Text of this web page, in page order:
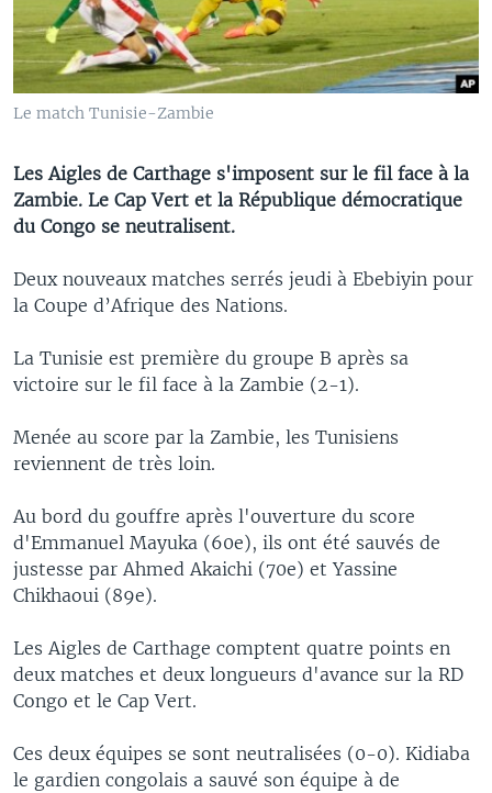
Le match Tunisie-Zambie
Les Aigles de Carthage s'imposent sur le fil face à la
Zambie. Le Cap Vert et la République démocratique
du Congo se neutralisent.
Deux nouveaux matches serrés jeudi à Ebebiyin pour
la Coupe d’Afrique des Nations.
La Tunisie est première du groupe B après sa
victoire sur le fil face à la Zambie (2-1).
Menée au score par la Zambie, les Tunisiens
reviennent de très loin.
Au bord du gouffre après l'ouverture du score
d'Emmanuel Mayuka (60e), ils ont été sauvés de
justesse par Ahmed Akaichi (70e) et Yassine
Chikhaoui (89e).
Les Aigles de Carthage comptent quatre points en
deux matches et deux longueurs d'avance sur la RD
Congo et le Cap Vert.
Ces deux équipes se sont neutralisées (0-0). Kidiaba
le gardien congolais a sauvé son équipe à de